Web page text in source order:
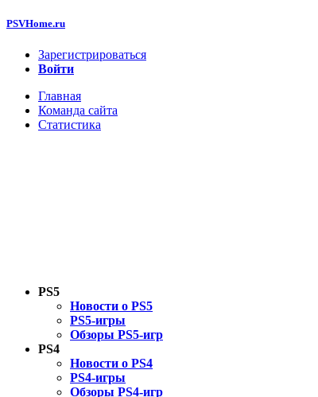
PSVHome.ru
Зарегистрироваться
Войти
Главная
Команда сайта
Статистика
PS5
Новости о PS5
PS5-игры
Обзоры PS5-игр
PS4
Новости о PS4
PS4-игры
Обзоры PS4-игр